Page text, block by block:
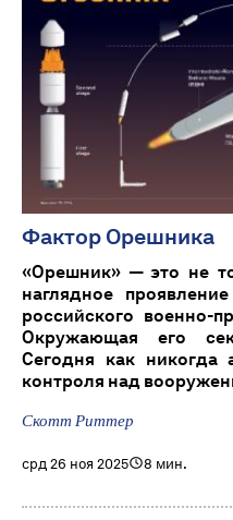
Фактор Орешника
«Орешник» — это не
наглядное
российского военно-
Окружающая его
Сегодня как никогда
контроля над
Скотт Риттер
срд 26 ноя 2025 8 мин.